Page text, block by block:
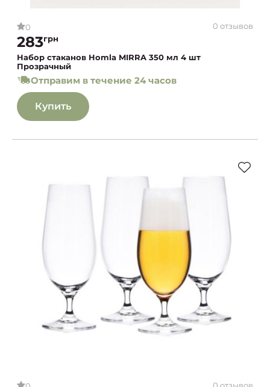
0 0 отзывов
283грн
Набор стаканов Homla MIRRA 350 мл 4 шт
Прозрачный
Отправим в течение 24 часов
Купить
0 отзывов